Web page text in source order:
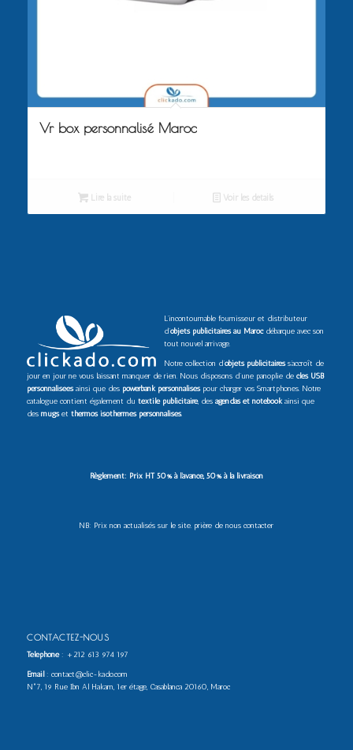
Vr box personnalisé Maroc
Lire la suite Voir les détails
L’incontournable fournisseur et distributeur
d’objets publicitaires au Marocdébarque avec son
tout nouvel arrivage.
Notre collection d’objets publicitairess’accroît de
jour en jour ne vous laissant manquer de rien. Nous disposons d’une panoplie de clés USB
personnaliséesainsi que des powerbank personnaliséspour charger vos Smartphones. Notre
catalogue contient également du textile publicitaire, des agendas et notebookainsi que
des mugset thermos isothermes personnalisés.
Règlement: Prix HT 50% à l’avance, 50% à la livraison
NB: Prix non actualisés sur le site. prière de nous contacter
CONTACTEZ-NOUS
Téléphone: +212 613 974 197
Email: contact@clic-kado.com
N°7, 19 Rue Ibn Al Hakam, 1er étage, Casablanca 20160, Maroc